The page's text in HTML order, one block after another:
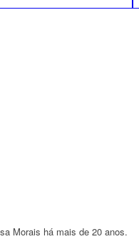
Morais há mais de 20 anos.